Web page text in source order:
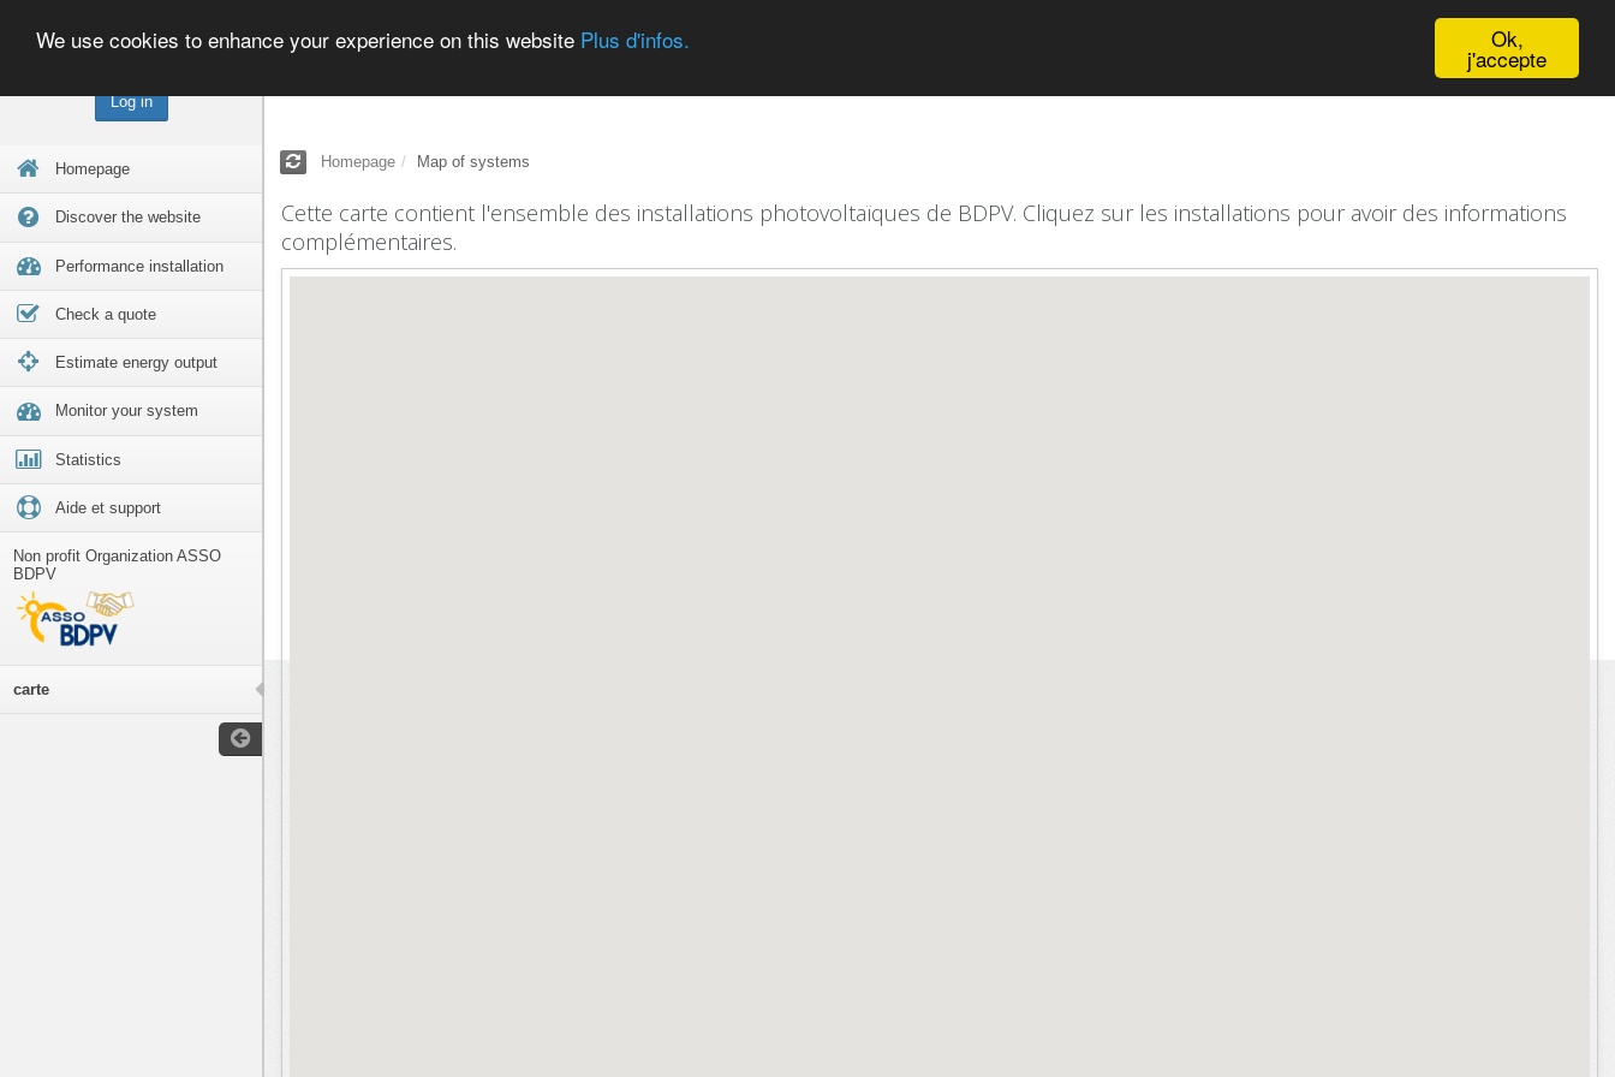
Log in
Homepage
Discover the website
Performance installation
Check a quote
Estimate energy output
Monitor your system
Statistics
Aide et support
Non profit Organization ASSO
BDPV
carte
Ok,
j'accepte
We use cookies to enhance your experience on this website Plus d'infos.
Homepage Map of systems
Cette carte contient l'ensemble des installations photovoltaïques de BDPV. Cliquez sur les installations pour avoir des informations
complémentaires.